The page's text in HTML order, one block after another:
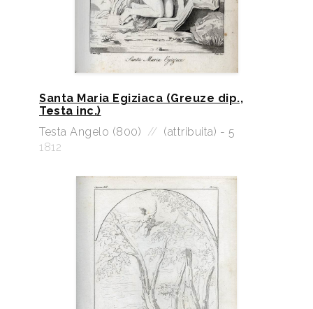
Santa Maria Egiziaca (Greuze dip.,
Testa inc.)
Testa Angelo (800) // (attribuita) - 5
1812